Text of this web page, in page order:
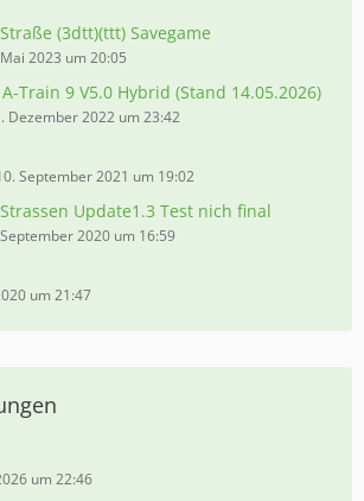
(3dtt)(ttt) Savegame
2023 um 20:05
Train 9 V5.0 Hybrid (Stand 14.05.2026)
Dezember 2022 um 23:42
September 2021 um 19:02
Update1.3 Test nich final
2020 um 16:59
um 21:47
um 22:46